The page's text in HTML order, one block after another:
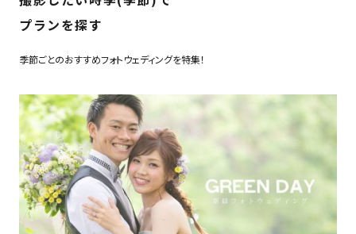
プランを探す
季節ごとのおすすめフォトウェディングを特集！